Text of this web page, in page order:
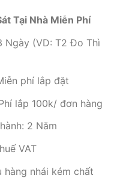
Tại Nhà Miễn Phí
(VD: T2 Đo Thì
phí lắp đặt
lắp 100k/ đơn hàng
2 Năm
VAT
nhái kém chất